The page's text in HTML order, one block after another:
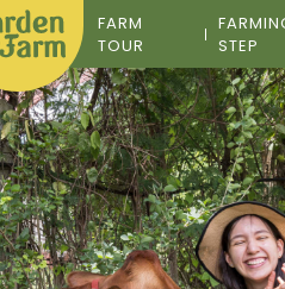
FARM
TOUR
STEP